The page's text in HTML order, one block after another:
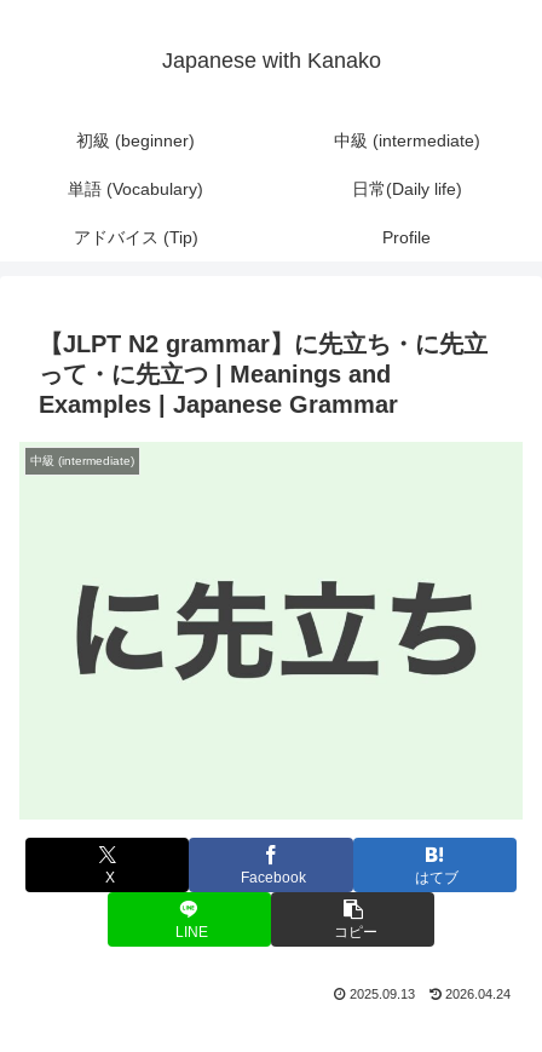
Japanese with Kanako
初級 (beginner) 中級 (intermediate)
単語 (Vocabulary) 日常(Daily life)
アドバイス (Tip) Profile
【JLPT N2 grammar】に先立ち・に先立
って・に先立つ | Meanings and
Examples | Japanese Grammar
中級 (intermediate)
X Facebook はてブ
LINE コピー
2025.09.13 2026.04.24